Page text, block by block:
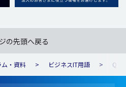
の先頭へ戻る
ム・資料 ビジネスIT用語 Q